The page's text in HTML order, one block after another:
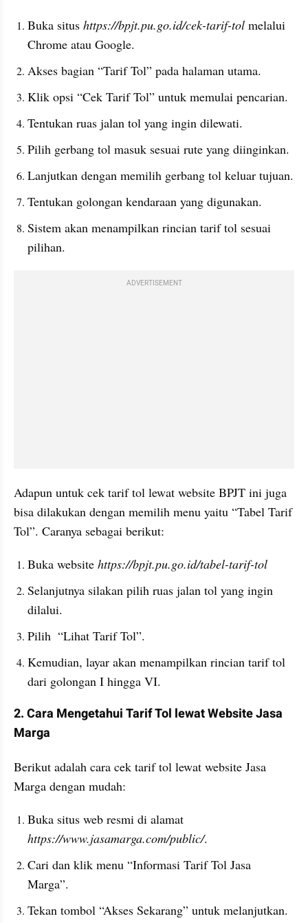
Buka situs https://bpjt.pu.go.id/cek-tarif-tol melalui
Chrome atau Google.
Akses bagian “Tarif Tol” pada halaman utama.
Klik opsi “Cek Tarif Tol” untuk memulai pencarian.
Tentukan ruas jalan tol yang ingin dilewati.
Pilih gerbang tol masuk sesuai rute yang diinginkan.
Lanjutkan dengan memilih gerbang tol keluar tujuan.
Tentukan golongan kendaraan yang digunakan.
Sistem akan menampilkan rincian tarif tol sesuai
pilihan.
ADVERTISEMENT
Adapun untuk cek tarif tol lewat website BPJT ini juga
bisa dilakukan dengan memilih menu yaitu “Tabel Tarif
Tol”. Caranya sebagai berikut:
Buka website https://bpjt.pu.go.id/tabel-tarif-tol
Selanjutnya silakan pilih ruas jalan tol yang ingin
dilalui.
Pilih  “Lihat Tarif Tol”.
Kemudian, layar akan menampilkan rincian tarif tol
dari golongan I hingga VI.
2. Cara Mengetahui Tarif Tol lewat Website Jasa
Marga
Berikut adalah cara cek tarif tol lewat website Jasa
Marga dengan mudah:
https://www.jasamarga.com/public/.
Cari dan klik menu “Informasi Tarif Tol Jasa
Marga”.
Tekan tombol “Akses Sekarang” untuk melanjutkan.